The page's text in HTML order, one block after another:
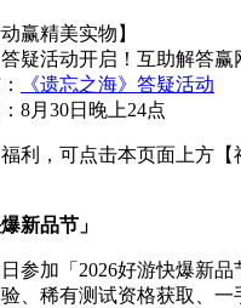
赢精美实物】
答疑活动开启！互助解答赢
《遗忘之海》答疑活动
8月30日晚上24点
利，可点击本页面上方【
新品节」
参加「2026好游快爆新
、稀有测试资格获取、